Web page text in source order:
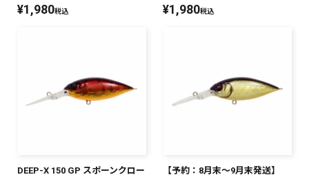
¥1,980税込 ¥1,980税込
DEEP-X 150 GP スポーンクロー
【予約：8月末～9月末発送】